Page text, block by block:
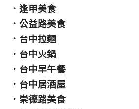
． 逢甲美食
． 公益路美食
． 台中拉麵
． 台中火鍋
． 台中早午餐
． 台中居酒屋
． 崇德路美食